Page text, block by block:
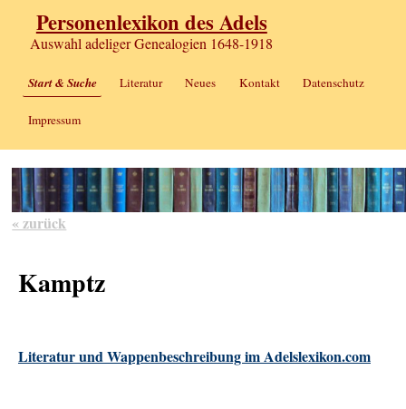
Personenlexikon des Adels
Auswahl adeliger Genealogien 1648-1918
Start & Suche Literatur Neues Kontakt Datenschutz
Impressum
« zurück
Kamptz
Literatur und Wappenbeschreibung im Adelslexikon.com